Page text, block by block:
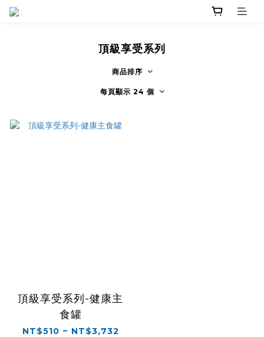
頂級享受系列
商品排序
每頁顯示 24 個
頂級享受系列-健康主
食罐
NT$510 ~ NT$3,732